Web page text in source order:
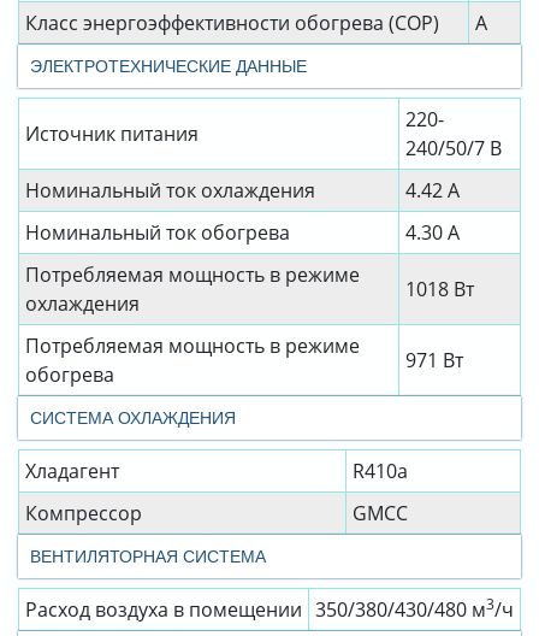
Класс энергоэффективности обогрева (COP) A
ЭЛЕКТРОТЕХНИЧЕСКИЕ ДАННЫЕ
Источник питания
220-
240/50/7 В
Номинальный ток охлаждения
4.42 А
Номинальный ток обогрева
4.30 А
Потребляемая мощность в режиме
охлаждения
1018 Вт
Потребляемая мощность в режиме
обогрева
971 Вт
СИСТЕМА ОХЛАЖДЕНИЯ
Хладагент
R410a
Компрессор
GMCC
ВЕНТИЛЯТОРНАЯ СИСТЕМА
Расход воздуха в помещении 350/380/430/480 м3/ч